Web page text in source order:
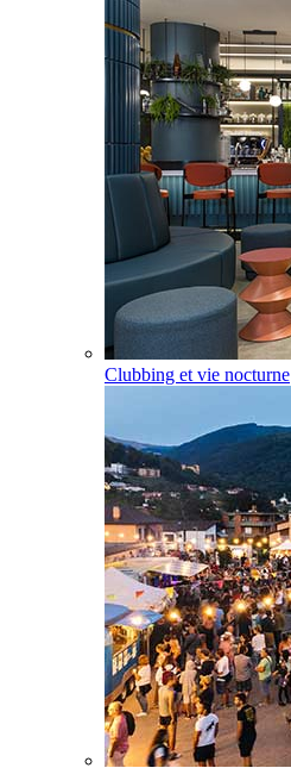
Clubbing et vie nocturne